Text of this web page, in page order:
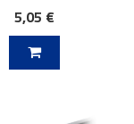
5,05 €